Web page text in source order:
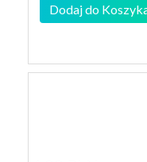
Dodaj do